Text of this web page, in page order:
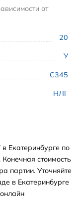
20
У
С345
НЛГ
от
Екатеринбурге по
стоимость
партии. Уточняйте
в Екатеринбурге